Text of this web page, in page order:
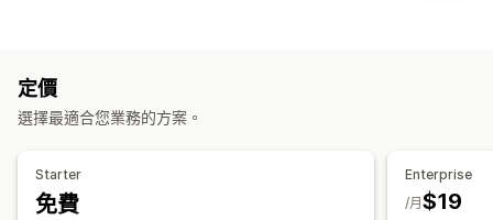
分析
推薦成效
定價
選擇最適合您業務的方案。
Starter
免費
Enterprise
$19
/月